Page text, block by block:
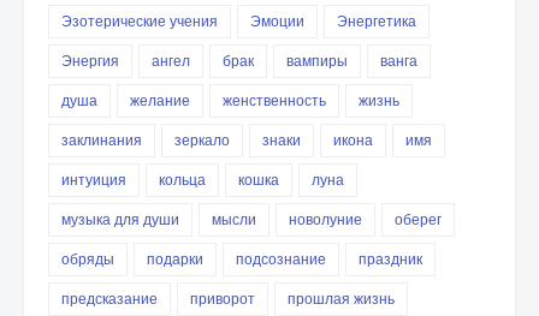
Эзотерические учения
Эмоции
Энергетика
Энергия
ангел брак вампиры
ванга
душа
желание женственность
жизнь
заклинания
зеркало знаки икона
имя
интуиция
кольца кошка
луна
музыка для души
мысли новолуние
оберег
обряды
подарки подсознание
праздник
предсказание
приворот
прошлая жизнь